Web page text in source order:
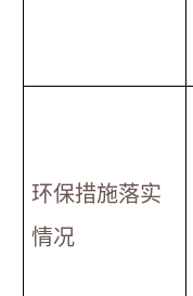
环保措施落实
情况